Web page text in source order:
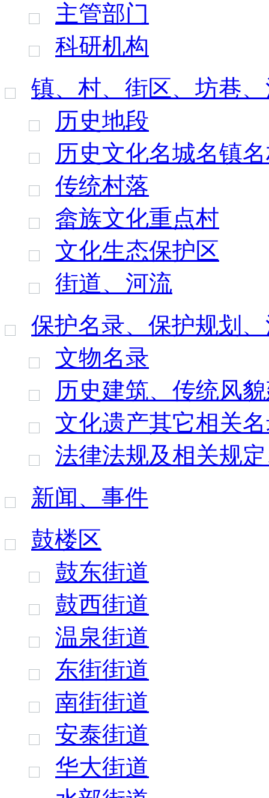
主管部门
科研机构
镇、村、街区、坊巷
历史地段
历史文化名城名镇
传统村落
畲族文化重点村
文化生态保护区
街道、河流
保护名录、保护规划
文物名录
历史建筑、传统风
文化遗产其它相关
法律法规及相关规
新闻、事件
鼓楼区
鼓东街道
鼓西街道
温泉街道
东街街道
南街街道
安泰街道
华大街道